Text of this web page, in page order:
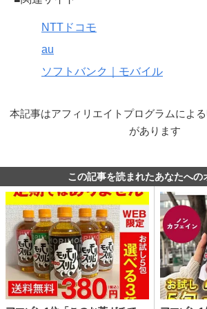
NTTドコモ
au
ソフトバンク｜モバイル
本記事はアフィリエイトプログラムによ
があります
この記事を読まれたあなたへの